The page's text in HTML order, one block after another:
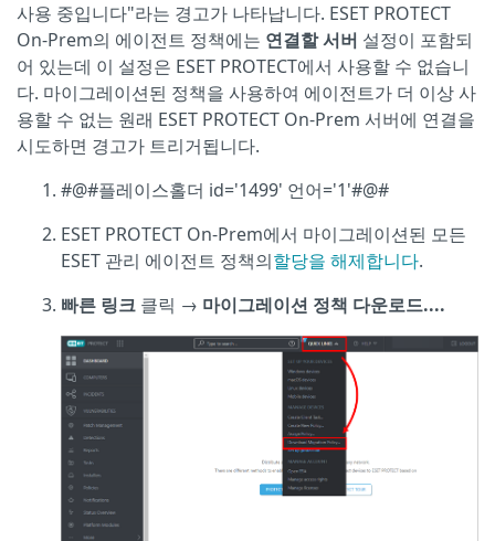
사용 중입니다"라는 경고가 나타납니다. ESET PROTECT
On-Prem의 에이전트 정책에는 연결할 서버 설정이 포함되
어 있는데 이 설정은 ESET PROTECT에서 사용할 수 없습니
다. 마이그레이션된 정책을 사용하여 에이전트가 더 이상 사
용할 수 없는 원래 ESET PROTECT On-Prem 서버에 연결을
시도하면 경고가 트리거됩니다.
#@#플레이스홀더 id='1499' 언어='1'#@#
ESET PROTECT On-Prem에서 마이그레이션된 모든
ESET 관리 에이전트 정책의할당을 해제합니다.
빠른 링크 클릭 → 마이그레이션 정책 다운로드....